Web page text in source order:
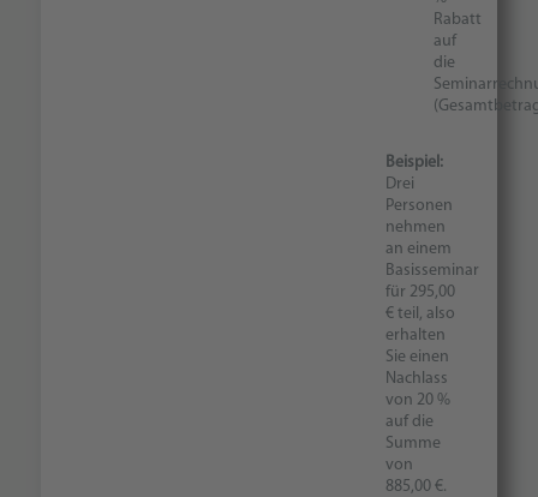
Rabatt
auf
die
Beispiel:
Drei
Personen
nehmen
an einem
Basisseminar
für 295,00
€ teil, also
erhalten
Sie einen
Nachlass
von 20 %
auf die
Summe
von
885,00 €.